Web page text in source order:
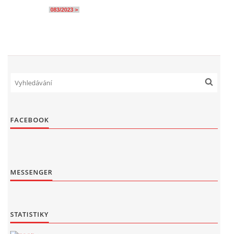
083/2023 >
FACEBOOK
MESSENGER
STATISTIKY